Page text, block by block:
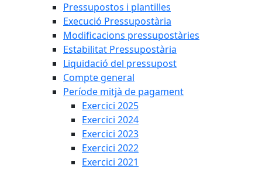
Pressupostos i plantilles
Execució Pressupostària
Modificacions pressupostàries
Estabilitat Pressupostària
Liquidació del pressupost
Compte general
Període mitjà de pagament
Exercici 2025
Exercici 2024
Exercici 2023
Exercici 2022
Exercici 2021